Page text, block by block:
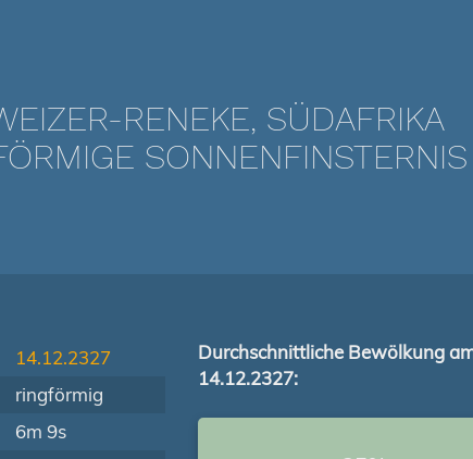
RENEKE, SÜDAFRIKA
SONNENFINSTERNIS
14.12.2327
ringförmig
6m 9s
Durchschnittliche Bewölkung
14.12.2327: